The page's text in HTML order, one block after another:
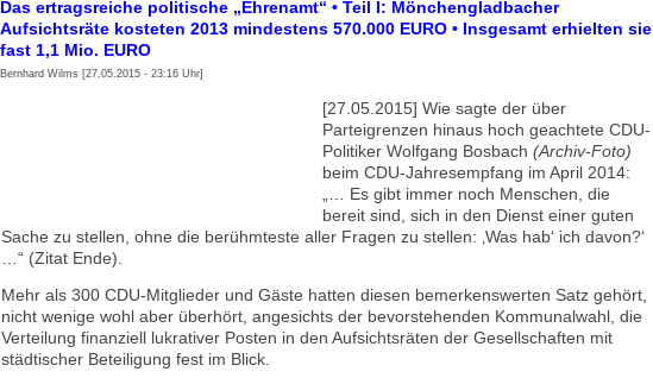
Das ertragsreiche politische „Ehren­amt“ • Teil I: Mönchengladbacher
Aufsichtsräte kosteten 2013 mindestens 570.000 EURO • Insgesamt erhielten sie
fast 1,1 Mio. EURO
Bernhard Wilms [27.05.2015 - 23:16 Uhr]
[27.05.2015] Wie sagte der über
Parteigrenzen hinaus hoch geachtete CDU-
Politiker Wolfgang Bosbach (Archiv-Foto)
beim CDU-Jahres­empfang im April 2014:
„… Es gibt immer noch Menschen, die
bereit sind, sich in den Dienst einer guten
Sache zu stellen, ohne die berühmteste aller Fragen zu stellen: ‚Was hab‘ ich davon?‘
…“ (Zitat Ende).
Mehr als 300 CDU-Mitglieder und Gäste hatten diesen bemerkenswerten Satz gehört,
nicht wenige wohl aber überhört, angesichts der bevorstehenden Kommunalwahl, die
Verteilung finanziell lukrativer Posten in den Aufsichtsräten der Gesellschaften mit
städtischer Beteiligung fest im Blick.